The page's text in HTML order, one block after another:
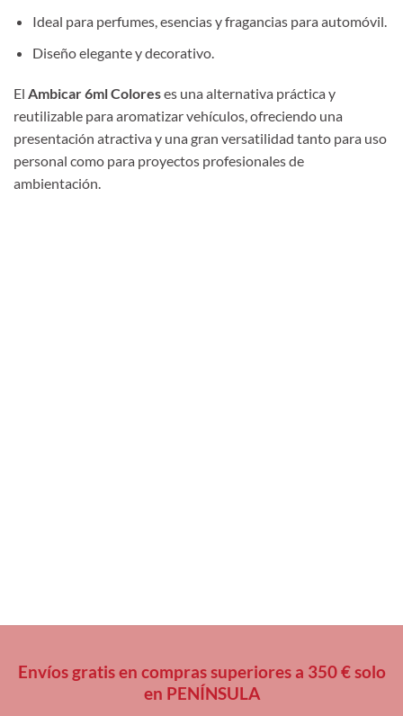
Ideal para perfumes, esencias y fragancias para automóvil.
Diseño elegante y decorativo.
El Ambicar 6ml Coloreses una alternativa práctica y
reutilizable para aromatizar vehículos, ofreciendo una
presentación atractiva y una gran versatilidad tanto para uso
personal como para proyectos profesionales de
ambientación.
Envíos gratis en compras superiores a 350 € solo
en PENÍNSULA